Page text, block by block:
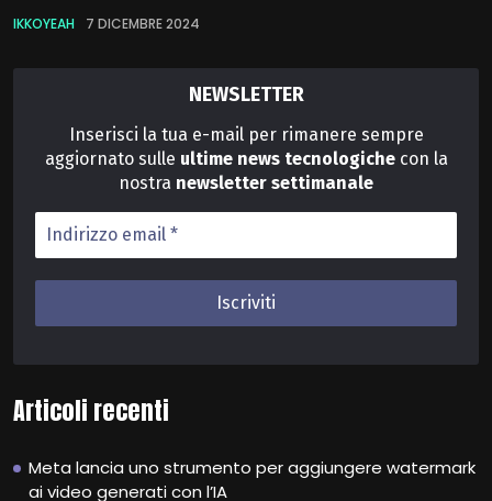
IKKOYEAH 7 DICEMBRE 2024
NEWSLETTER
Inserisci la tua e-mail per rimanere sempre
aggiornato sulle ultime news tecnologichecon la
nostra newsletter settimanale
Articoli recenti
Meta lancia uno strumento per aggiungere watermark
ai video generati con l’IA